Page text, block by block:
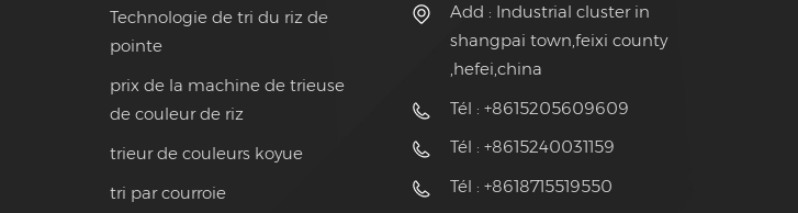
Technologie de tri du riz de
pointe
prix de la machine de trieuse
de couleur de riz
trieur de couleurs koyue
tri par courroie
Add : Industrial cluster in
shangpai town,feixi county
,hefei,china
Tél : +8615205609609
Tél : +8615240031159
Tél : +8618715519550